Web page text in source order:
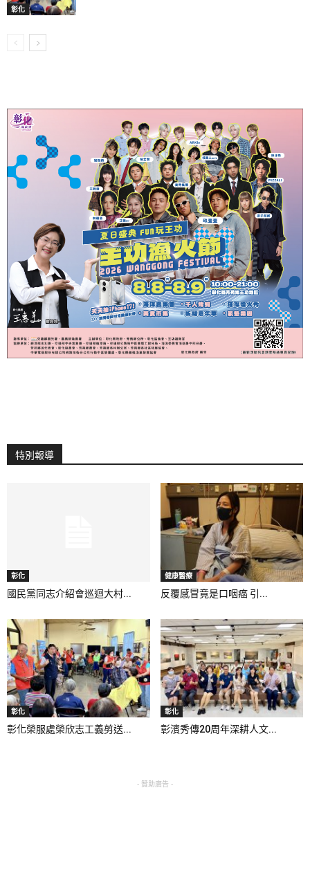
彰化
特別報導
彰化
國民黨同志介紹會巡迴大村...
健康醫療
反覆感冒竟是口咽癌 引...
彰化
彰化榮服處榮欣志工義剪送...
彰化
彰濱秀傳20周年深耕人文...
- 贊助廣告 -